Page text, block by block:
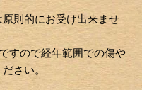
則的にお受け出来ませ
すので経年範囲での傷や
さい。